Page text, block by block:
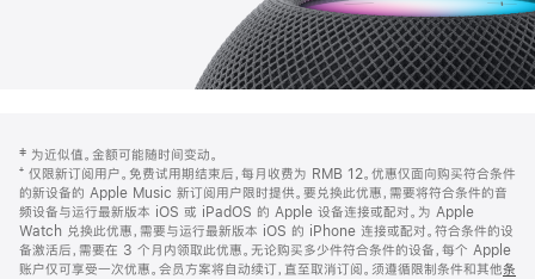
页
页
脚
注
‡ 为近似值。金额可能随时间变动。
⁺ 仅限新订阅用户。免费试用期结束后，每月收费为 RMB 12。优惠仅面向购买符合条件
的新设备的 Apple Music 新订阅用户限时提供。要兑换此优惠，需要将符合条件的音
频设备与运行最新版本 iOS 或 iPadOS 的 Apple 设备连接或配对。为 Apple
Watch 兑换此优惠，需要与运行最新版本 iOS 的 iPhone 连接或配对。符合条件的设
备激活后，需要在 3 个月内领取此优惠。无论购买多少件符合条件的设备，每个 Apple
账户仅可享受一次优惠。会员方案将自动续订，直至取消订阅。须遵循限制条件和其他条